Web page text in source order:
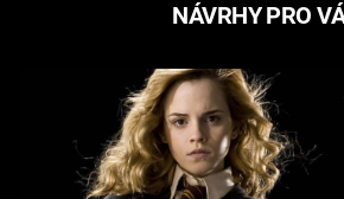
NÁVRHY PRO